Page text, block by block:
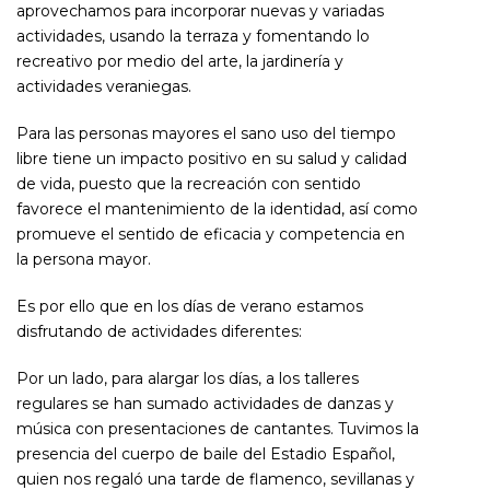
aprovechamos para incorporar nuevas y variadas
actividades, usando la terraza y fomentando lo
recreativo por medio del arte, la jardinería y
actividades veraniegas.
Para las personas mayores el sano uso del tiempo
libre tiene un impacto positivo en su salud y calidad
de vida, puesto que la recreación con sentido
favorece el mantenimiento de la identidad, así como
promueve el sentido de eficacia y competencia en
la persona mayor.
Es por ello que en los días de verano estamos
disfrutando de actividades diferentes:
Por un lado, para alargar los días, a los talleres
regulares se han sumado actividades de danzas y
música con presentaciones de cantantes. Tuvimos la
presencia del cuerpo de baile del Estadio Español,
quien nos regaló una tarde de flamenco, sevillanas y